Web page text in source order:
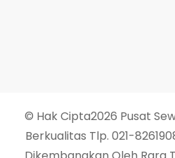
© Hak Cipta2026 Pusat
Berkualitas Tlp. 021-